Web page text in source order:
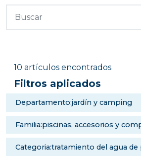
10 artículos encontrados
Filtros aplicados
departamento:jardín y camping
familia:piscinas, accesorios y
categoria:tratamiento del agua de